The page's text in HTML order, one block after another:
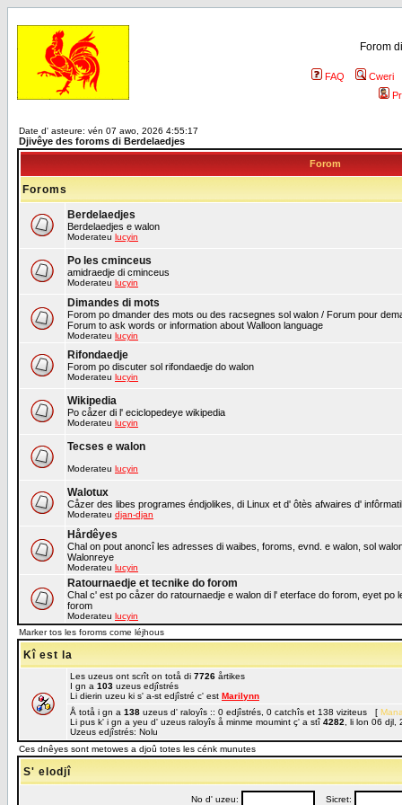
Forom
FAQ
Cweri
Date d' asteure: vén 07 awo, 2026 4:55:17
Djivêye des foroms di Berdelaedjes
Forom
Foroms
Berdelaedjes
Berdelaedjes e walon
Moderateu lucyin
Po les cminceus
amidraedje di cminceus
Moderateu lucyin
Dimandes di mots
Forom po dmander des mots ou des racsegnes sol walon / Forum pour
Forum to ask words or information about Walloon language
Moderateu lucyin
Rifondaedje
Forom po discuter sol rifondaedje do walon
Moderateu lucyin
Wikipedia
Po cåzer di l' eciclopedeye wikipedia
Moderateu lucyin
Tecses e walon
Moderateu lucyin
Walotux
Cåzer des libes programes éndjolikes, di Linux et d' ôtès afwaires d'
Moderateu djan-djan
Hårdêyes
Chal on pout anoncî les adresses di waibes, foroms, evnd. e walon, sol
Walonreye
Moderateu lucyin
Ratournaedje et tecnike do forom
Chal c' est po cåzer do ratournaedje e walon di l' eterface do forom, eyet
forom
Moderateu lucyin
Marker tos les foroms come léjhous
Kî est la
Les uzeus ont scrît on totå di 7726 årtikes
I gn a 103 uzeus edjîstrés
Li dierin uzeu ki s' a-st edjîstré c' est Marilynn
Å totå i gn a 138 uzeus d' raloyîs :: 0 edjîstrés, 0 catchîs et 138 viziteus [
Li pus k' i gn a yeu d' uzeus raloyîs å minme moumint ç' a stî 4282 , li lon 06
Uzeus edjîstrés: Nolu
Ces dnêyes sont metowes a djoû totes les cénk munutes
S' elodjî
No d' uzeu: Sicret: